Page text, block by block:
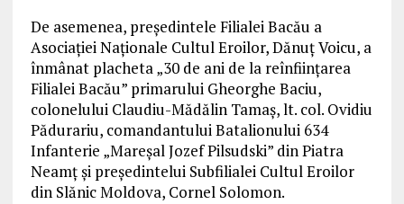
De asemenea, președintele Filialei Bacău a
Asociației Naționale Cultul Eroilor, Dănuț Voicu, a
înmânat placheta „30 de ani de la reînființarea
Filialei Bacău” primarului Gheorghe Baciu,
colonelului Claudiu-Mădălin Tamaș, lt. col. Ovidiu
Pădurariu, comandantului Batalionului 634
Infanterie „Mareșal Jozef Pilsudski” din Piatra
Neamț și președintelui Subfilialei Cultul Eroilor
din Slănic Moldova, Cornel Solomon.